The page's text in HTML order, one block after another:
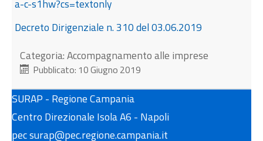
a-c-s1hw?cs=textonly
Decreto Dirigenziale n. 310 del 03.06.2019
Categoria:Accompagnamento alle imprese
Pubblicato: 10 Giugno 2019
SURAP - Regione Campania
Centro Direzionale Isola A6 - Napoli
pec surap@pec.regione.campania.it